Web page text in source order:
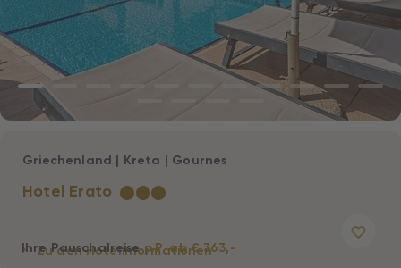
Hotel Erato ★★★
Griechenland | Kreta | Gournes
Zu den Hotelinformationen
Ihre Pauschalreisep.P. ab € 363,-